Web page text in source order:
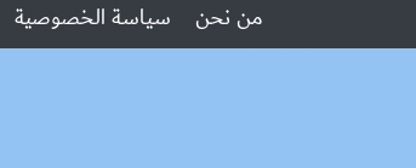
من نحن سياسة الخصوصية